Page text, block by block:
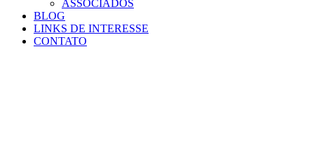
ASSOCIADOS
BLOG
LINKS DE INTERESSE
CONTATO